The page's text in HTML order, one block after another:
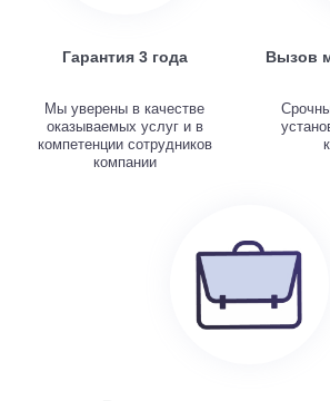
Гарантия 3 года
Мы уверены в качестве
оказываемых услуг и в
компетенции сотрудников
компании
Вызов